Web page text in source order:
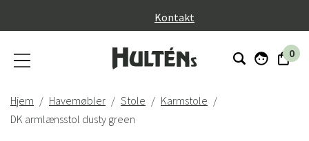
Kontakt
0
Hjem Havemøbler Stole
Karmstole
DK armlænsstol dusty green